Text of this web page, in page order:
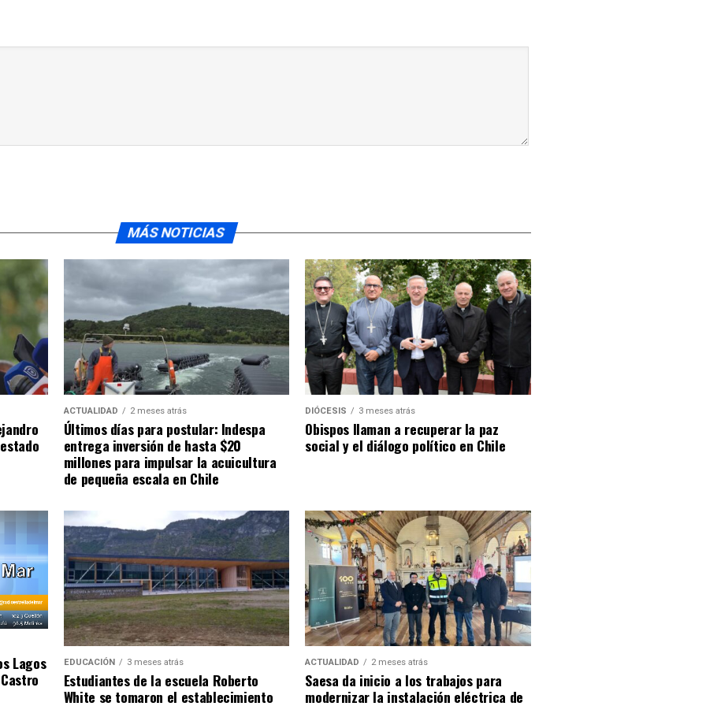
MÁS NOTICIAS
ACTUALIDAD 2 meses atrás
Últimos días para postular: Indespa
entrega inversión de hasta $20
millones para impulsar la acuicultura
de pequeña escala en Chile
DIÓCESIS 3 meses atrás
Obispos llaman a recuperar la paz
social y el diálogo político en Chile
Lagos
EDUCACIÓN 3 meses atrás
Estudiantes de la escuela Roberto
White se tomaron el establecimiento
ACTUALIDAD 2 meses atrás
Saesa da inicio a los trabajos para
modernizar la instalación eléctrica de